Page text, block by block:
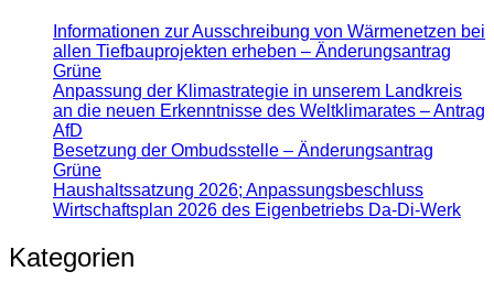
Informationen zur Ausschreibung von Wärmenetzen bei
allen Tiefbauprojekten erheben – Änderungsantrag
Grüne
Anpassung der Klimastrategie in unserem Landkreis
an die neuen Erkenntnisse des Weltklimarates – Antrag
AfD
Besetzung der Ombudsstelle – Änderungsantrag
Grüne
Haushaltssatzung 2026; Anpassungsbeschluss
Wirtschaftsplan 2026 des Eigenbetriebs Da-Di-Werk
Kategorien